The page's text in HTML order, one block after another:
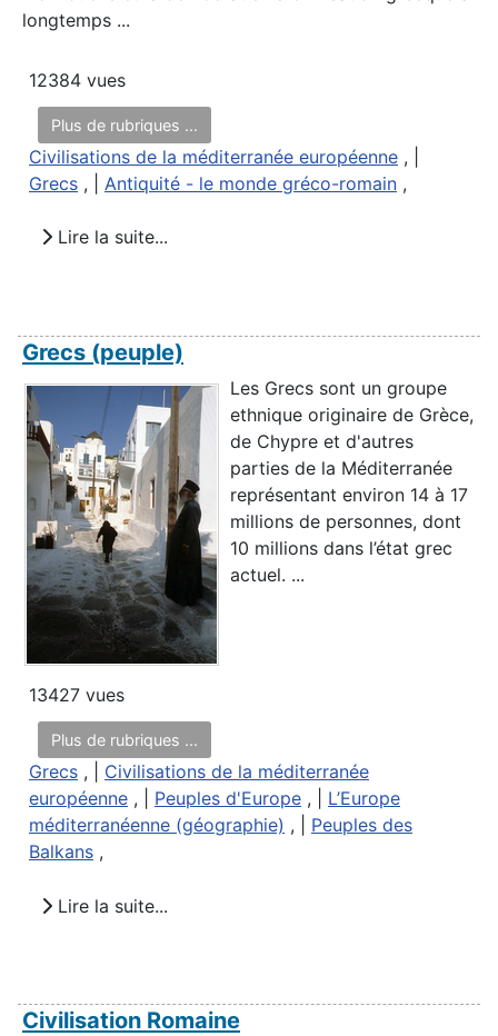
longtemps ...
12384 vues
Plus de rubriques ...
Civilisations de la méditerranée européenne , |
Grecs , | Antiquité - le monde gréco-romain ,
Lire la suite...
Grecs (peuple)
Les Grecs sont un groupe
ethnique originaire de Grèce,
de Chypre et d'autres
parties de la Méditerranée
représentant environ 14 à 17
millions de personnes, dont
10 millions dans l’état grec
actuel. ...
13427 vues
Plus de rubriques ...
Grecs , | Civilisations de la méditerranée
européenne , | Peuples d'Europe , | L’Europe
méditerranéenne (géographie) , | Peuples des
Balkans ,
Lire la suite...
Civilisation Romaine